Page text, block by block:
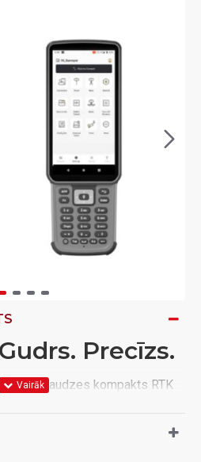
Precīzs.
paaudzes kompakts RTK